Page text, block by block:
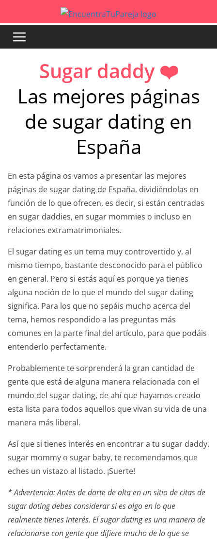
contenido
Sugar daddy ❤️
Las mejores páginas
de sugar dating en
España
En esta página os vamos a presentar las mejores
páginas de sugar dating de España, dividiéndolas en
función de lo que ofrecen, es decir, si están centradas
en sugar daddies, en sugar mommies o incluso en
relaciones extramatrimoniales.
El sugar dating es un tema muy controvertido y, al
mismo tiempo, bastante desconocido para el público
en general. Pero si estás aquí es porque ya tienes
alguna noción de lo que el mundo del sugar dating
significa. Para los que no sepáis mucho acerca del
tema, hemos respondido a las preguntas más
comunes en la parte final del artículo, para que podáis
entenderlo perfectamente.
Probablemente te sorprenderá la gran cantidad de
gente que está de alguna manera relacionada con el
mundo del sugar dating, de ahí que hayamos creado
esta lista para todos aquellos que vivan su vida de una
manera más liberal.
Así que si tienes interés en encontrar a tu sugar daddy,
sugar mommy o sugar baby, te recomendamos que
eches un vistazo al listado. ¡Suerte!
* Advertencia: Antes de darte de alta en un sitio de citas de
sugar dating debes considerar si es algo en lo que
realmente tienes interés. El sugar dating es una manera de
relacionarse con gente que difiere mucho de lo que se